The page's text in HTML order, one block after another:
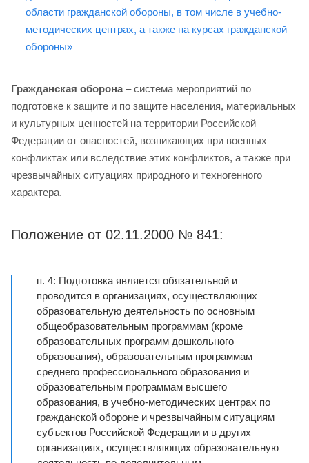
области гражданской обороны, в том числе в учебно-
методических центрах, а также на курсах гражданской
обороны»
Гражданская оборона– система мероприятий по
подготовке к защите и по защите населения, материальных
и культурных ценностей на территории Российской
Федерации от опасностей, возникающих при военных
конфликтах или вследствие этих конфликтов, а также при
чрезвычайных ситуациях природного и техногенного
характера.
Положение от 02.11.2000 № 841:
п. 4: Подготовка является обязательной и
проводится в организациях, осуществляющих
образовательную деятельность по основным
общеобразовательным программам (кроме
образовательных программ дошкольного
образования), образовательным программам
среднего профессионального образования и
образовательным программам высшего
образования, в учебно-методических центрах по
гражданской обороне и чрезвычайным ситуациям
субъектов Российской Федерации и в других
организациях, осуществляющих образовательную